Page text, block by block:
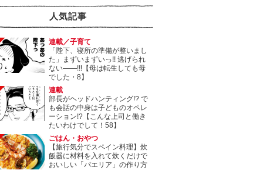
人気記事
連載／子育て
「陛下、寝所の準備が整いまし
た」まずいまずいっ!! 逃げられ
ない――!!!【母は転生しても母
でした・8】
連載
部長がヘッドハンティング!? で
も会話の中身は子どものオペレ
ーション!?【こんな上司と働き
たいわけでして！58】
ごはん・おやつ
【旅行気分でスペイン料理】炊
飯器に材料を入れて炊くだけで
おいしい「パエリア」の作り方